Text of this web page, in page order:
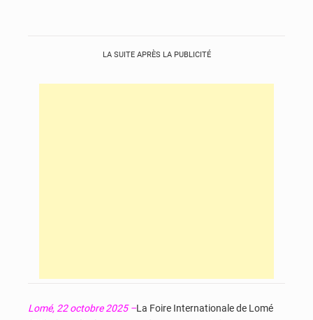
LA SUITE APRÈS LA PUBLICITÉ
Lomé, 22 octobre 2025 –La Foire Internationale de Lomé